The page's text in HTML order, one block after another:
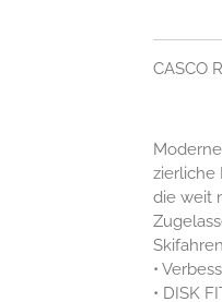
CASCO
zierliche
die weit
•
• DISK